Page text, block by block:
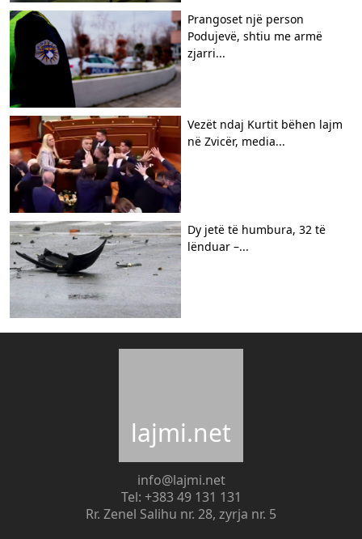
Prangoset një person
Podujevë, shtiu me armë
zjarri...
Vezët ndaj Kurtit bëhen lajm
në Zvicër, media...
Dy jetë të humbura, 32 të
lënduar –...
lajmi.net
info@lajmi.net
Tel: +383 49 131 131
Rr. Zenel Salihu nr. 28, zyrja nr. 5